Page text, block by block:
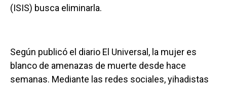
(ISIS) busca eliminarla.
Según publicó el diario El Universal, la mujer es
blanco de amenazas de muerte desde hace
semanas. Mediante las redes sociales, yihadistas